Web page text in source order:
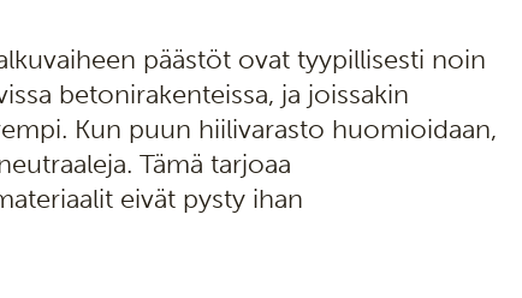
päästöt ovat tyypillisesti noin
betonirakenteissa, ja joissakin
Kun puun hiilivarasto huomioidaan,
Tämä tarjoaa
eivät pysty ihan